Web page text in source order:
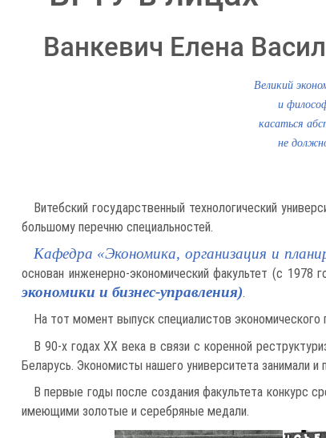
Ванкевич Елена
Великий
и
касаться
не
Витебский государственный технологический
большому перечню специальностей.
Кафедра «Экономика, организация и
основан инженерно-экономический факультет (с 1978
экономики и бизнес-управления).
На тот момент выпуск специалистов
В 90-х годах XX века в связи с коренной
Беларусь. Экономисты нашего университета занимали
В первые годы после создания факультета конкурс
имеющими золотые и серебряные медали.